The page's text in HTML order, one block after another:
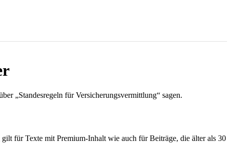
„Standesregeln für Versicherungsvermittlung“ sagen.
für Texte mit Premium-Inhalt wie auch für Beiträge, die älter als 30